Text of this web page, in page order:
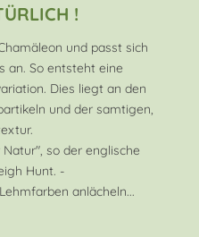
!
und passt sich
an. So entsteht eine
Dies liegt an den
und der samtigen,
so der englische
Hunt. -
anlächeln...